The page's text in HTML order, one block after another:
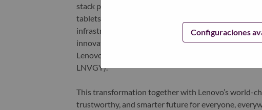
Configuraciones
stack portfolio of AI-enabled, AI-ready, and AI-
tablets), infrastructure (server, storage, edge, high
infrastructure), software, solutions, and services.
innovation is building a more equitable,
Lenovo is listed on the Hong Kong stock exchange
LNVGY).
This transformation together with Lenovo’s world-
trustworthy, and smarter future for everyone,